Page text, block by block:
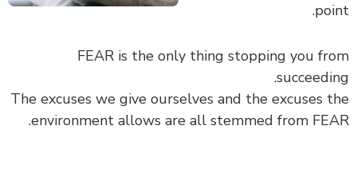
point.
FEAR is the only thing stopping you from
succeeding.
The excuses we give ourselves and the excuses the
environment allows are all stemmed from FEAR.